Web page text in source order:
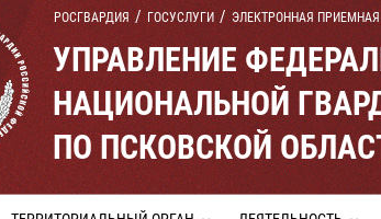
РОСГВАРДИЯ ГОСУСЛУГИ ЭЛЕКТРОННАЯ ПРИЕМНАЯ
УПРАВЛЕНИЕ
НАЦИОНАЛЬНОЙ
ПО ПСКОВСКОЙ